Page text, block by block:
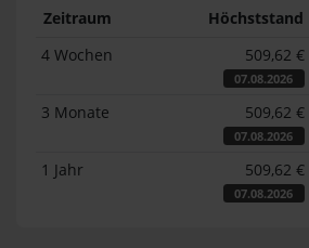
Zeitraum Höchststand
4 Wochen
509,62 €
07.08.2026
3 Monate 509,62 €
07.08.2026
1 Jahr 509,62 €
07.08.2026